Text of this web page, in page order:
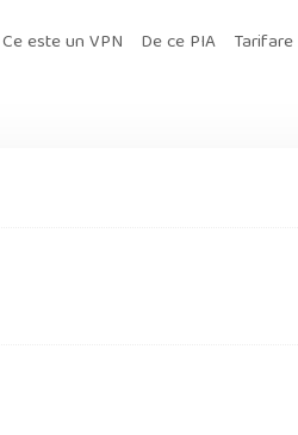
Ce este un VPN De ce PIA Tarifare